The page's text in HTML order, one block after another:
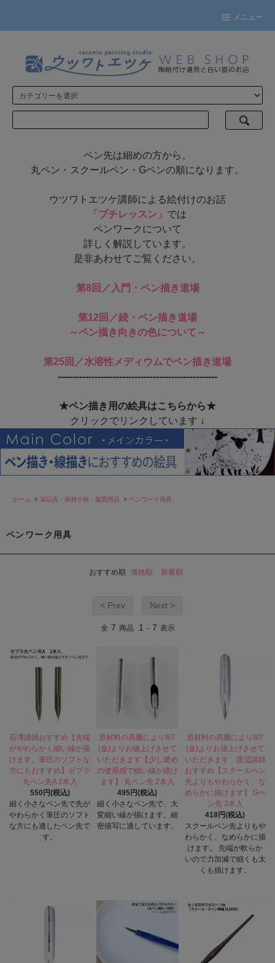
メニュー
ペン先は細めの方から、
丸ペン・スクールペン・Gペンの順になります。
ウツワトエツケ講師による絵付けのお話
「プチレッスン」 では
ペンワークについて
詳しく解説しています。
是非あわせてご覧ください。
第8回／入門・ペン描き道場
第12回／続・ペン描き道場
～ペン描き向きの色について～
第25回／水溶性メディウムでペン描き道場
----------------------------------------------------
★ペン描き用の絵具はこちらから★
クリックでリンクしています ↓
ホーム > 筆記具・画材小物・製図用品 > ペンワーク用具
ペンワーク用具
おすすめ順 価格順 新着順
< Prev Next >
全 7 商品 1 - 7 表示
石澤講師おすすめ【先端
がやわらかく細い線が描
けます。筆圧のソフトな
方にもおすすめ】ゼブラ
丸ペン先A 2本入
550円(税込)
細く小さなペン先で先が
やわらかく筆圧のソフト
な方にも適したペン先で
す。
原材料の高騰により8/7
(金)よりお値上げさせて
いただきます【少し硬め
の使用感で細い線が描け
ます】 丸ペン先 2本入
495円(税込)
細く小さなペン先で、大
変細い線が描けます。細
密描写に適しています。
原材料の高騰により8/7
(金)よりお値上げさせて
いただきます 渡辺講師
おすすめ【スクールペン
先よりもやわらかく、な
めらかに描けます】 Gペ
ン先 3本入
418円(税込)
スクールペン先よりもや
わらかく、なめらかに描
けます。 先端が軟らか
いので力加減で細くも太
くも描けます。